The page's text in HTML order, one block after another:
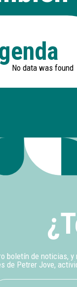
No data was found
boletín de noticias,
de Petrer Jove,